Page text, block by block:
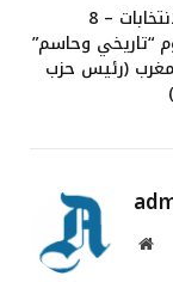
المغرب: الانتخابات – 8
“تاريخي وحاسم”
(رئيس حزب